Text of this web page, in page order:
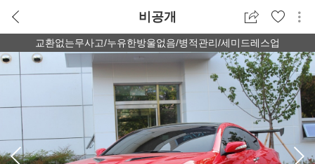
비공개
교환없는무사고/누유한방울없음/병적관리/세미드레스업